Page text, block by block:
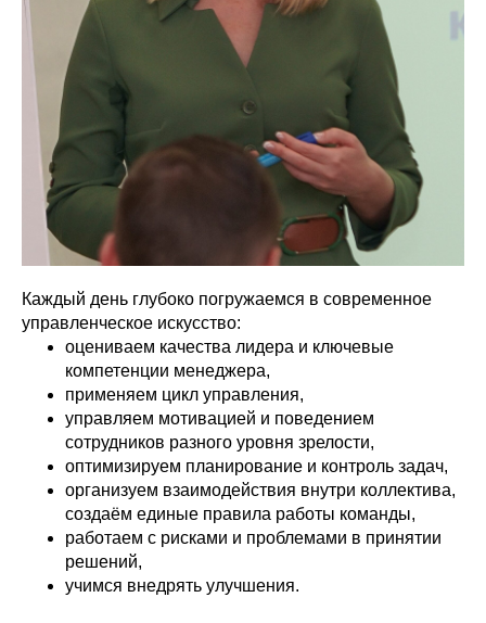
Каждый день глубоко погружаемся в современное
управленческое искусство:
оцениваем качества лидера и ключевые
компетенции менеджера,
применяем цикл управления,
управляем мотивацией и поведением
сотрудников разного уровня зрелости,
оптимизируем планирование и контроль задач,
организуем взаимодействия внутри коллектива,
создаём единые правила работы команды,
работаем с рисками и проблемами в принятии
решений,
учимся внедрять улучшения.